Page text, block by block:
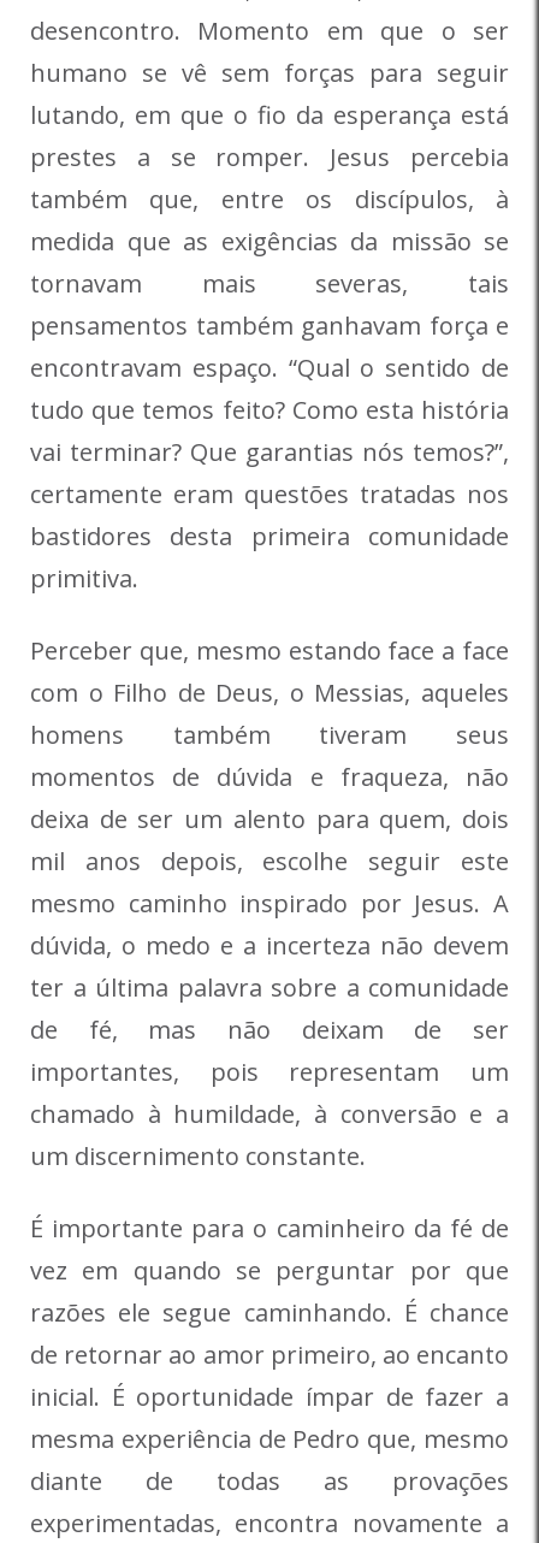
desencontro. Momento em que o ser
humano se vê sem forças para seguir
lutando, em que o fio da esperança está
prestes a se romper. Jesus percebia
também que, entre os discípulos, à
medida que as exigências da missão se
tornavam mais severas, tais
pensamentos também ganhavam força e
encontravam espaço. “Qual o sentido de
tudo que temos feito? Como esta história
vai terminar? Que garantias nós temos?”,
certamente eram questões tratadas nos
bastidores desta primeira comunidade
primitiva.
Perceber que, mesmo estando face a face
com o Filho de Deus, o Messias, aqueles
homens também tiveram seus
momentos de dúvida e fraqueza, não
deixa de ser um alento para quem, dois
mil anos depois, escolhe seguir este
mesmo caminho inspirado por Jesus. A
dúvida, o medo e a incerteza não devem
ter a última palavra sobre a comunidade
de fé, mas não deixam de ser
importantes, pois representam um
chamado à humildade, à conversão e a
um discernimento constante.
É importante para o caminheiro da fé de
vez em quando se perguntar por que
razões ele segue caminhando. É chance
de retornar ao amor primeiro, ao encanto
inicial. É oportunidade ímpar de fazer a
mesma experiência de Pedro que, mesmo
diante de todas as provações
experimentadas, encontra novamente a